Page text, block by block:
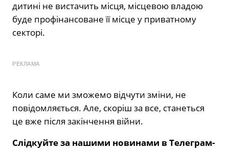
дитині не вистачить місця, місцевою владою
буде профінансоване її місце у приватному
секторі.
РЕКЛАМА
Коли саме ми зможемо відчути зміни, не
повідомляється. Але, скоріш за все, станеться
це вже після закінчення війни.
Слідкуйте за нашими новинами в Телеграм-